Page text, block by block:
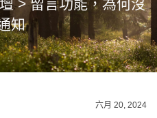
> 留言功能，為何沒
知
六月 20, 2024